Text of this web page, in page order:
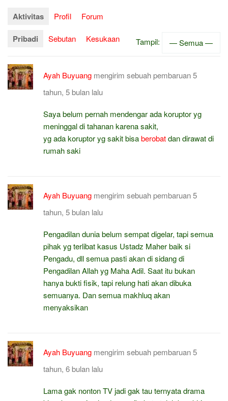
Aktivitas Profil Forum
Pribadi Sebutan Kesukaan Tampil:
Ayah Buyuang mengirim sebuah pembaruan5
tahun, 5 bulan lalu
Saya belum pernah mendengar ada koruptor yg
meninggal di tahanan karena sakit,
yg ada koruptor yg sakit bisaberobatdan dirawat di
rumah saki
Ayah Buyuang mengirim sebuah pembaruan5
tahun, 5 bulan lalu
Pengadilan dunia belum sempat digelar, tapi semua
pihak yg terlibat kasus Ustadz Maher baik si
Pengadu, dll semua pasti akan di sidang di
Pengadilan Allah yg Maha Adil. Saat itu bukan
hanya bukti fisik, tapi relung hati akan dibuka
semuanya. Dan semua makhluq akan
menyaksikan
Ayah Buyuang mengirim sebuah pembaruan5
tahun, 6 bulan lalu
Lama gak nonton TV jadi gak tau ternyata drama